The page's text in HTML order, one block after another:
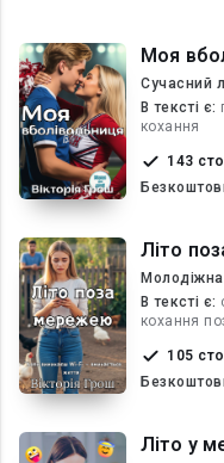
Моя
Сучасний
В текcті є:
кохання
143
Літо
В текcті є:
кохання
105
Літо у